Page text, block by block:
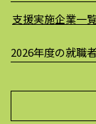
支援実施企業一覧
2026年度の就職